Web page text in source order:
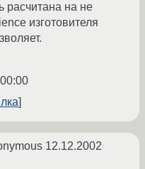
расчитана на не
изготовителя
12.12.2002